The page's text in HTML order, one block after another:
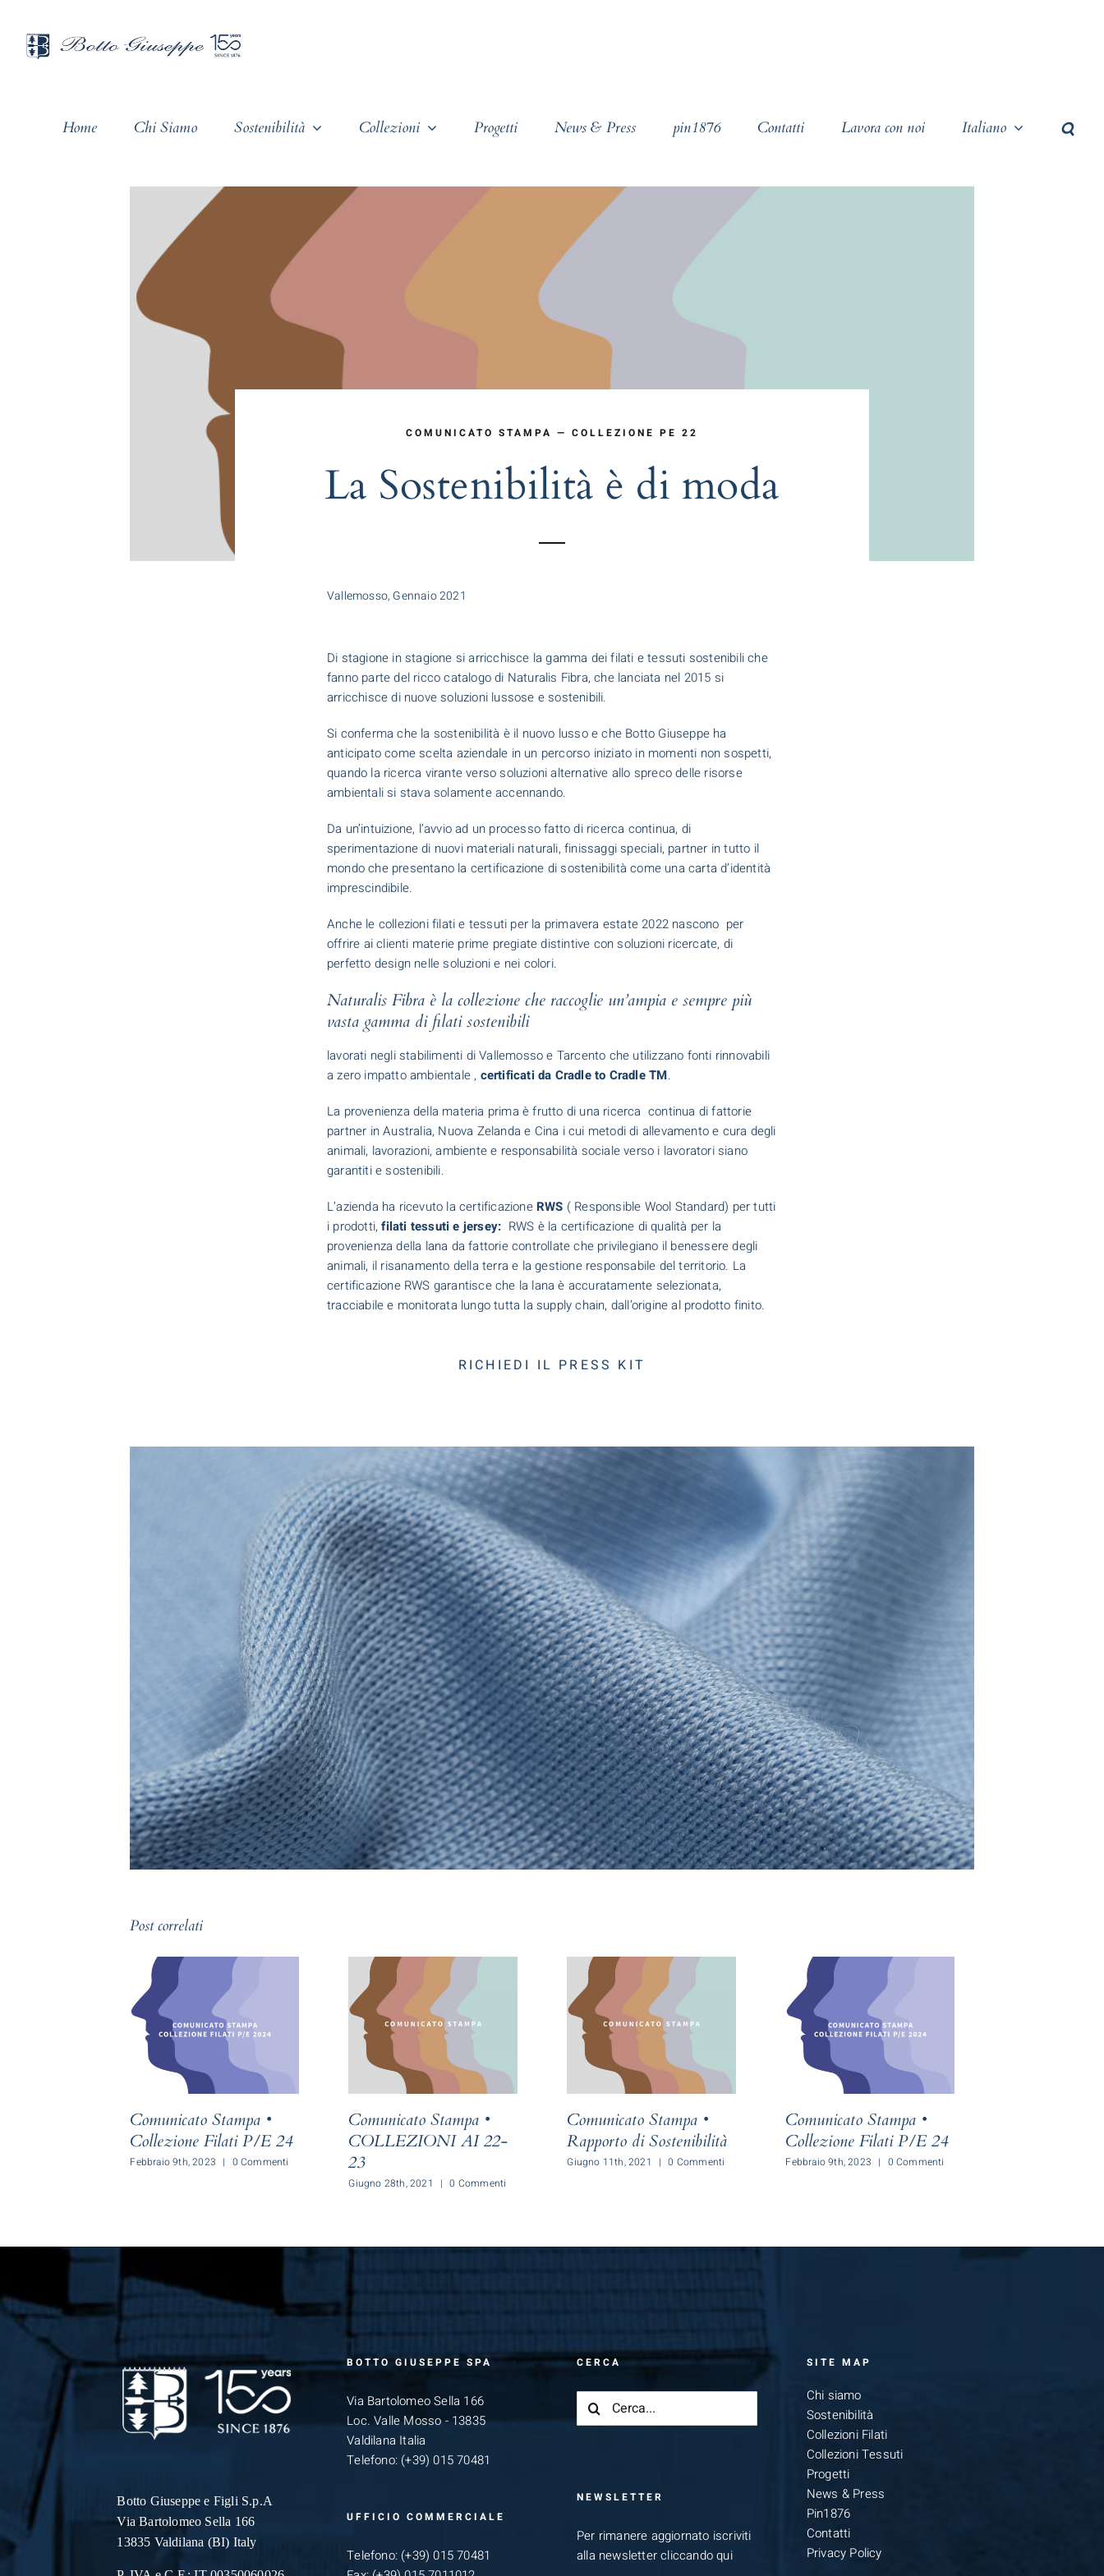
contenuto
Home Chi Siamo Sostenibilità Collezioni Progetti News & Press pin1876 Contatti Lavora con noi Italiano
COMUNICATO STAMPA — COLLEZIONE PE 22
La Sostenibilità è di moda
Vallemosso, Gennaio 2021
Di stagione in stagione si arricchisce la gamma dei filati e tessuti sostenibili che
fanno parte del ricco catalogo di Naturalis Fibra, che lanciata nel 2015 si
arricchisce di nuove soluzioni lussose e sostenibili.
Si conferma che la sostenibilità è il nuovo lusso e che Botto Giuseppe ha
anticipato come scelta aziendale in un percorso iniziato in momenti non sospetti,
quando la ricerca virante verso soluzioni alternative allo spreco delle risorse
ambientali si stava solamente accennando.
Da un’intuizione, l’avvio ad un processo fatto di ricerca continua, di
sperimentazione di nuovi materiali naturali, finissaggi speciali, partner in tutto il
mondo che presentano la certificazione di sostenibilità come una carta d’identità
imprescindibile.
Anche le collezioni filati e tessuti per la primavera estate 2022 nascono per
offrire ai clienti materie prime pregiate distintive con soluzioni ricercate, di
perfetto design nelle soluzioni e nei colori.
Naturalis Fibra è la collezione che raccoglie un’ampia e sempre più
vasta gamma di filati sostenibili
lavorati negli stabilimenti di Vallemosso e Tarcento che utilizzano fonti rinnovabili
a zero impatto ambientale , certificati da Cradle to Cradle TM.
La provenienza della materia prima è frutto di una ricerca continua di fattorie
partner in Australia, Nuova Zelanda e Cina i cui metodi di allevamento e cura degli
animali, lavorazioni, ambiente e responsabilità sociale verso i lavoratori siano
garantiti e sostenibili.
L’azienda ha ricevuto la certificazione RWS ( Responsible Wool Standard) per tutti
i prodotti,filati tessuti e jersey: RWS è la certificazione di qualità per la
provenienza della lana da fattorie controllate che privilegiano il benessere degli
animali, il risanamento della terra e la gestione responsabile del territorio. La
certificazione RWS garantisce che la lana è accuratamente selezionata,
tracciabile e monitorata lungo tutta la supply chain, dall’origine al prodotto finito.
RICHIEDI IL PRESS KIT
Post correlati
Comunicato Stampa •
Collezione Filati P/E 24
Febbraio 9th, 2023 | 0 Commenti
Comunicato Stampa •
COLLEZIONI AI 22-
23
Giugno 28th, 2021 | 0 Commenti
Comunicato Stampa •
Rapporto di Sostenibilità
Giugno 11th, 2021 | 0 Commenti
Comunicato Stampa •
Collezione Filati P/E 24
Febbraio 9th, 2023 | 0 Commenti
Botto Giuseppe e Figli S.p.A
Via Bartolomeo Sella 166
13835 Valdilana (BI) Italy
BOTTO GIUSEPPE SPA
Via Bartolomeo Sella 166
Loc. Valle Mosso - 13835
Valdilana Italia
Telefono: (+39) 015 70481
UFFICIO COMMERCIALE
Telefono: (+39) 015 70481
CERCA
Cerca
per:
NEWSLETTER
Per rimanere aggiornato iscriviti
alla newsletter cliccando qui
SITE MAP
Chi siamo
Sostenibilità
Collezioni Filati
Collezioni Tessuti
Progetti
News & Press
Pin1876
Contatti
Privacy Policy